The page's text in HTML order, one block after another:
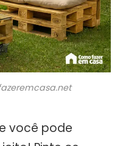
você pode